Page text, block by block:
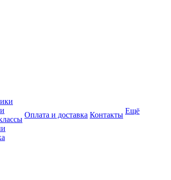
Оплата и доставка Контакты Ещё